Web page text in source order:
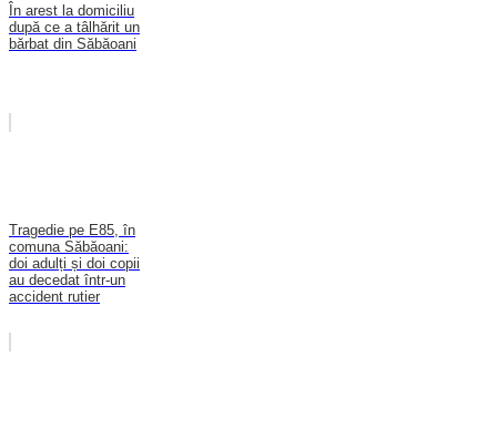
În arest la domiciliu
după ce a tâlhărit un
bărbat din Săbăoani
Tragedie pe E85, în
comuna Săbăoani:
doi adulți și doi copii
au decedat într-un
accident rutier